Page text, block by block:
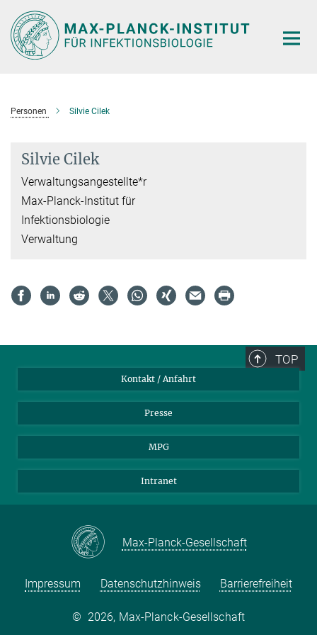
Hauptinhalt
Personen Silvie Cilek
Silvie Cilek
Verwaltungsangestellte*r
Max-Planck-Institut für
Infektionsbiologie
Verwaltung
TOP
Kontakt / Anfahrt
Presse
MPG
Intranet
Max-Planck-Gesellschaft
Impressum Datenschutzhinweis Barrierefreiheit
© 2026, Max-Planck-Gesellschaft